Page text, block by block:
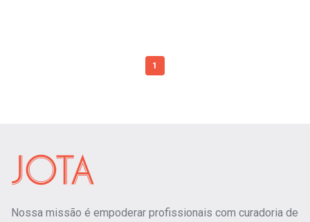
1
Nossa missão é empoderar profissionais com curadoria de